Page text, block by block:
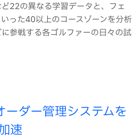
22の異なる学習データと、フェ
った40以上のコースゾーンを分析
参戦する各ゴルファーの日々の試
ダー管理システムを
速